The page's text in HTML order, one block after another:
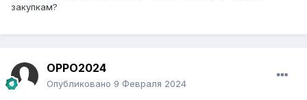
закупкам?
OPPO2024
Опубликовано 9 Февраля 2024